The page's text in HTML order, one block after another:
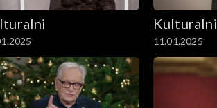
Kulturalni
11.01.2025